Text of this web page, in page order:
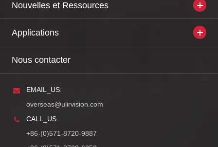
Nouvelles et Ressources
Applications
Nous contacter
EMAIL_US:
overseas@ulirvision.com
CALL_US:
+86-(0)571-8720-9887